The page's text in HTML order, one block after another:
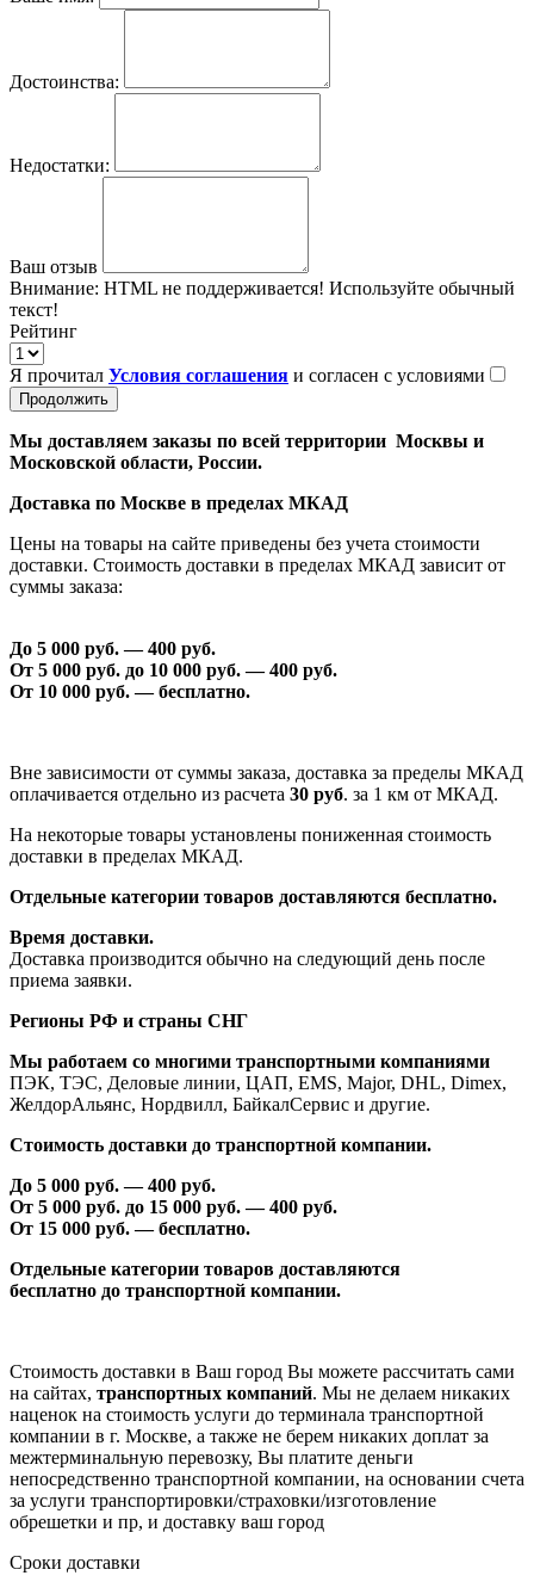
Достоинства:
Недостатки:
Ваш отзыв
Внимание: HTML не поддерживается! Используйте обычный
текст!
Рейтинг
Я прочитал Условия соглашения и согласен с условиями
Продолжить
Мы доставляем заказы по всей территории Москвы и
Московской области, России.
Доставка по Москве в пределах МКАД
Цены на товары на сайте приведены без учета стоимости
доставки. Стоимость доставки в пределах МКАД зависит от
суммы заказа:
До 5 000 руб. —400 руб.
От 5 000 руб. до 10 000 руб. —400 руб.
От 10 000 руб. — бесплатно.
Вне зависимости от суммы заказа, доставка за пределы МКАД
оплачивается отдельно из расчета 30 руб. за 1 км от МКАД.
На некоторые товары установлены пониженная стоимость
доставки в пределах МКАД.
Отдельные категории товаров доставляются бесплатно.
Время доставки.
Доставка производится обычно на следующий день после
приема заявки.
Регионы РФ и страны СНГ
Мы работаем со многими транспортными компаниями
ПЭК, ТЭС, Деловые линии, ЦАП, EMS, Major, DHL, Dimex,
ЖелдорАльянс, Нордвилл, БайкалСервис и другие.
Стоимость доставки до транспортной компании.
До 5 000 руб. —400 руб.
От 5 000 руб. до 15 000 руб. —400 руб.
От 15 000 руб. — бесплатно.
Отдельные категории товаров доставляются
бесплатно до транспортной компании.
Стоимость доставки в Ваш город Вы можете рассчитать сами
на сайтах, транспортных компаний. Мы не делаем никаких
наценок на стоимость услуги до терминала транспортной
компании в г. Москве, а также не берем никаких доплат за
межтерминальную перевозку, Вы платите деньги
непосредственно транспортной компании, на основании счета
за услуги транспортировки/страховки/изготовление
обрешетки и пр, и доставку ваш город
Сроки доставки